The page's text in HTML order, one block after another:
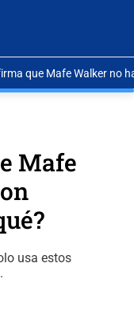
que Mafe Walker no
Mafe
usa estos